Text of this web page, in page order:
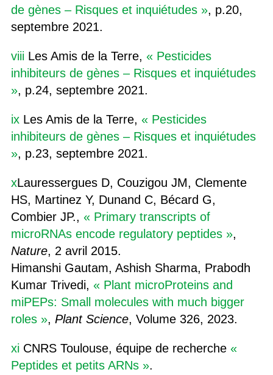
de gènes – Risques et inquiétudes », p.20,
septembre 2021.
viiiLes Amis de la Terre, « Pesticides
inhibiteurs de gènes – Risques et inquiétudes
», p.24, septembre 2021.
ixLes Amis de la Terre, « Pesticides
inhibiteurs de gènes – Risques et inquiétudes
», p.23, septembre 2021.
xLauressergues D, Couzigou JM, Clemente
HS, Martinez Y, Dunand C, Bécard G,
Combier JP., « Primary transcripts of
microRNAs encode regulatory peptides »,
Nature, 2 avril 2015.
Himanshi Gautam, Ashish Sharma, Prabodh
Kumar Trivedi, « Plant microProteins and
miPEPs: Small molecules with much bigger
roles », Plant Science, Volume 326, 2023.
xiCNRS Toulouse, équipe de recherche «
Peptides et petits ARNs ».